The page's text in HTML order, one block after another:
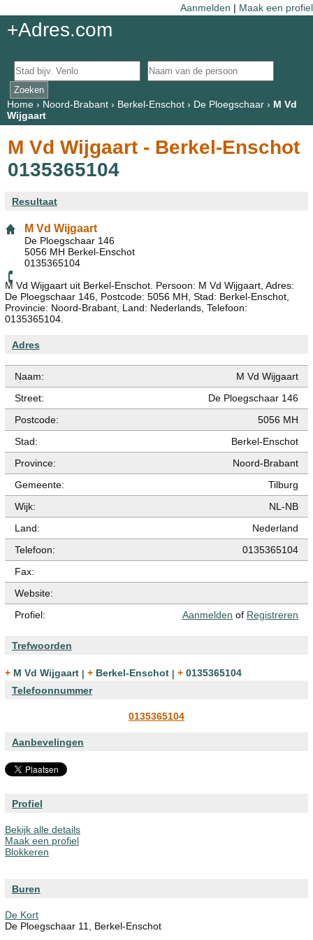
Aanmelden | Maak een profiel
+Adres.com
Home› Noord-Brabant› Berkel-Enschot› De Ploegschaar› M Vd
Wijgaart
M Vd Wijgaart - Berkel-Enschot
0135365104
Resultaat
M Vd Wijgaart
De Ploegschaar 146
5056 MH Berkel-Enschot
0135365104
M Vd Wijgaart uit Berkel-Enschot. Persoon: M Vd Wijgaart, Adres:
De Ploegschaar 146, Postcode: 5056 MH, Stad: Berkel-Enschot,
Provincie: Noord-Brabant, Land: Nederlands, Telefoon:
0135365104.
Adres
Naam:
M Vd Wijgaart
Street:
De Ploegschaar 146
Postcode:
5056 MH
Stad:
Berkel-Enschot
Province:
Noord-Brabant
Gemeente:
Tilburg
Wijk:
NL-NB
Land:
Nederland
Telefoon:
0135365104
Fax:
Website:
Profiel:
Aanmelden of Registreren
Trefwoorden
+ M Vd Wijgaart | + Berkel-Enschot |
+ 0135365104
Telefoonnummer
0135365104
Aanbevelingen
Profiel
Bekijk alle details
Maak een profiel
Blokkeren
Buren
De Kort
De Ploegschaar 11, Berkel-Enschot